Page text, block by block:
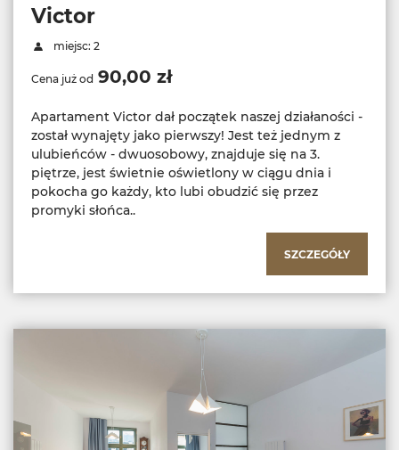
Victor
miejsc: 2
Cena już od 90,00 zł
Apartament Victor dał początek naszej działaności -
został wynajęty jako pierwszy! Jest też jednym z
ulubieńców - dwuosobowy, znajduje się na 3.
piętrze, jest świetnie oświetlony w ciągu dnia i
pokocha go każdy, kto lubi obudzić się przez
promyki słońca..
SZCZEGÓŁY